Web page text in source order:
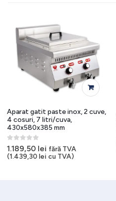
Aparat gatit paste inox, 2 cuve,
4 cosuri, 7 litri/cuva,
430x580x385 mm
0 out of 5
1.189,50 lei fără TVA
(1.439,30 lei cu TVA)